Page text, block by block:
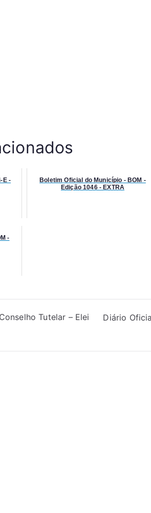
E -
Boletim Oficial do Município - BOM -
Edição 1046 - EXTRA
-
Tutelar – Elei
Diário